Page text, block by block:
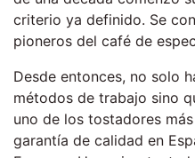
criterio ya definido. Se
pioneros del café de
Desde entonces, no solo
métodos de trabajo sino
uno de los tostadores
garantía de calidad en